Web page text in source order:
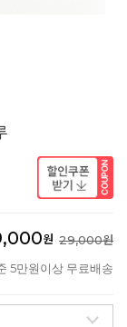
원 29,000원
5만원이상 무료배송